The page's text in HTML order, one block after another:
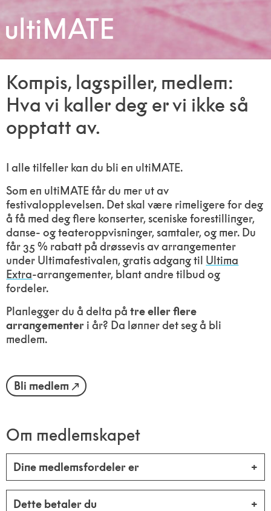
ultiMATE
Kompis, lagspiller, medlem:
Hva vi kaller deg er vi ikke så
opptatt av.
I alle tilfeller kan du bli en ultiMATE.
Som en ultiMATE får du mer ut av
festivalopplevelsen. Det skal være rimeligere for deg
å få med deg flere konserter, sceniske forestillinger,
danse- og teateroppvisninger, samtaler, og mer. Du
får 35 % rabatt på drøssevis av arrangementer
under Ultimafestivalen, gratis adgang til Ultima
Extra-arrangementer, blant andre tilbud og
fordeler.
Planlegger du å delta påtre eller flere
arrangementer i år? Da lønner det seg å bli
medlem.
Bli medlem
Om medlemskapet
Dine medlemsfordeler er
Dette betaler du